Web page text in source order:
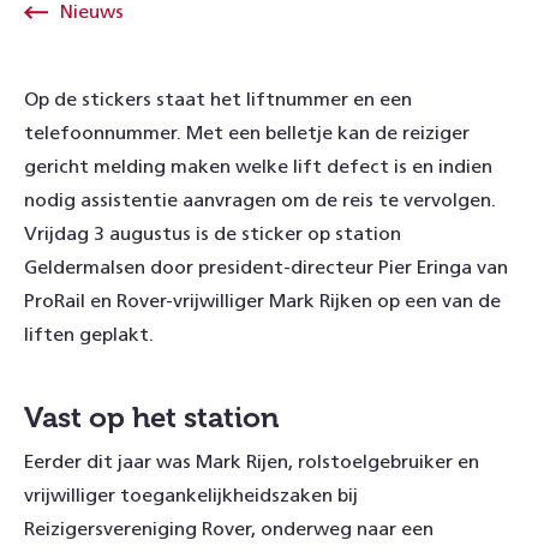
Nieuws
Op de stickers staat het liftnummer en een
telefoonnummer. Met een belletje kan de reiziger
gericht melding maken welke lift defect is en indien
nodig assistentie aanvragen om de reis te vervolgen.
Vrijdag 3 augustus is de sticker op station
Geldermalsen door president-directeur Pier Eringa van
ProRail en Rover-vrijwilliger Mark Rijken op een van de
liften geplakt.
Vast op het station
Eerder dit jaar was Mark Rijen, rolstoelgebruiker en
vrijwilliger toegankelijkheidszaken bij
Reizigersvereniging Rover, onderweg naar een